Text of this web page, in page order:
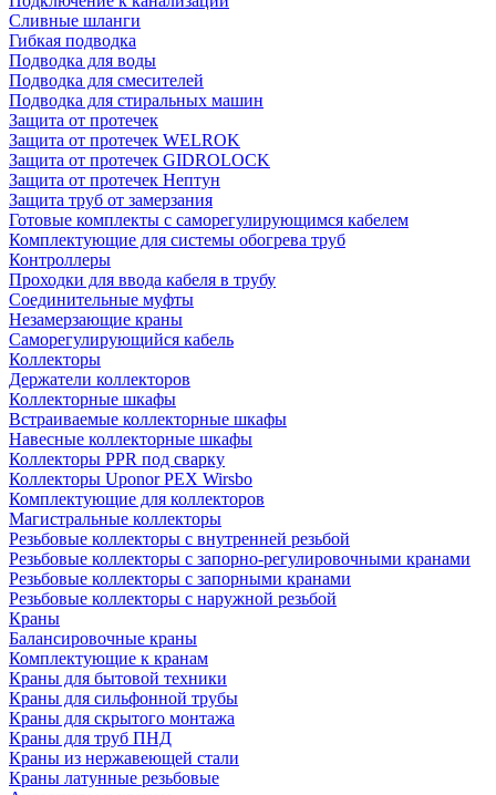
Сливные шланги
Гибкая подводка
Подводка для воды
Подводка для смесителей
Подводка для стиральных машин
Защита от протечек
Защита от протечек WELROK
Защита от протечек GIDROLOCK
Защита от протечек Нептун
Защита труб от замерзания
Готовые комплекты с саморегулирующимся кабелем
Комплектующие для системы обогрева труб
Контроллеры
Проходки для ввода кабеля в трубу
Соединительные муфты
Незамерзающие краны
Саморегулирующийся кабель
Коллекторы
Держатели коллекторов
Коллекторные шкафы
Встраиваемые коллекторные шкафы
Навесные коллекторные шкафы
Коллекторы PPR под сварку
Коллекторы Uponor PEX Wirsbo
Комплектующие для коллекторов
Магистральные коллекторы
Резьбовые коллекторы с внутренней резьбой
Резьбовые коллекторы с запорно-регулировочными кранами
Резьбовые коллекторы с запорными кранами
Резьбовые коллекторы с наружной резьбой
Краны
Балансировочные краны
Комплектующие к кранам
Краны для бытовой техники
Краны для сильфонной трубы
Краны для скрытого монтажа
Краны для труб ПНД
Краны из нержавеющей стали
Краны латунные резьбовые